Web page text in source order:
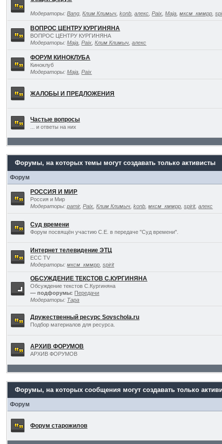
Модераторы:Bang ,Клим Климыч ,konb ,алекс ,Paix ,Maja ,мксм_кммрр ,
ВОПРОС ЦЕНТРУ КУРГИНЯНА
ВОПРОС ЦЕНТРУ КУРГИНЯНА
Модераторы:Maja ,Paix ,Клим Климыч ,алекс
ФОРУМ КИНОКЛУБА
Киноклуб
Модераторы:Maja ,Paix
ЖАЛОБЫ И ПРЕДЛОЖЕНИЯ
Частые вопросы
... и ответы на них
Форумы, на которых темы могут создавать только активисты
Форум
РОССИЯ И МИР
Россия и Мир
Модераторы:pamir,Paix ,Клим Климыч ,konb ,мксм_кммрр ,spirit,алекс
Суд времени
Форум посвящён участию С.Е. в передаче "Суд времени".
Интернет телевидение ЭТЦ
ECC TV
Модераторы:мксм_кммрр ,spirit
ОБСУЖДЕНИЕ ТЕКСТОВ С.КУРГИНЯНА
Обсуждение текстов С.Кургиняна
— подфорумы: Передачи
Модераторы: Тара
Дружественный ресурс Sovschola.ru
Подбор материалов для ресурса.
АРХИВ ФОРУМОВ
АРХИВ ФОРУМОВ
Форумы, на которых сообщения могут создавать только
Форум
Форум старожилов